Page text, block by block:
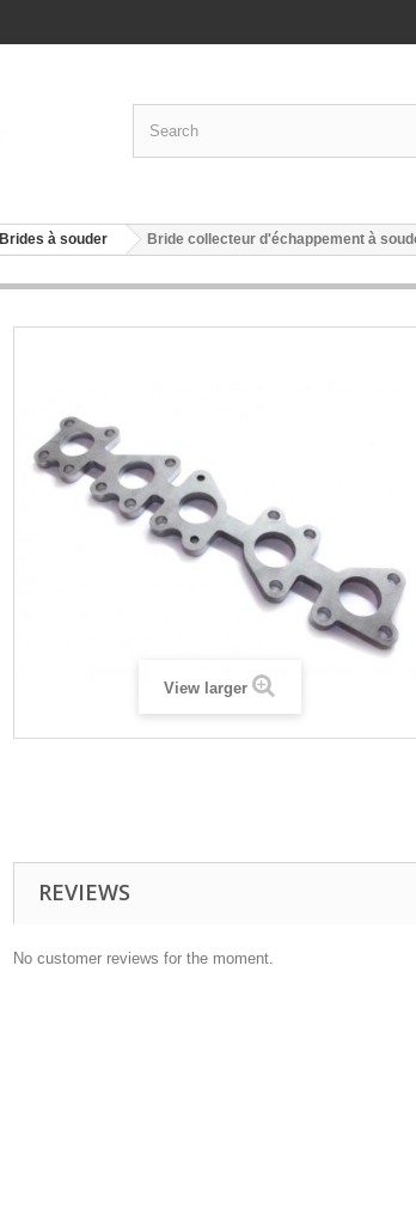
Brides à souder Bride collecteur d'échappement à
View larger
REVIEWS
No customer reviews for the moment.